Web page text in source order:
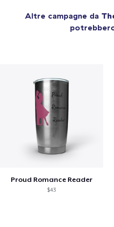
Altre campagne da
Proud Romance Reader
$43